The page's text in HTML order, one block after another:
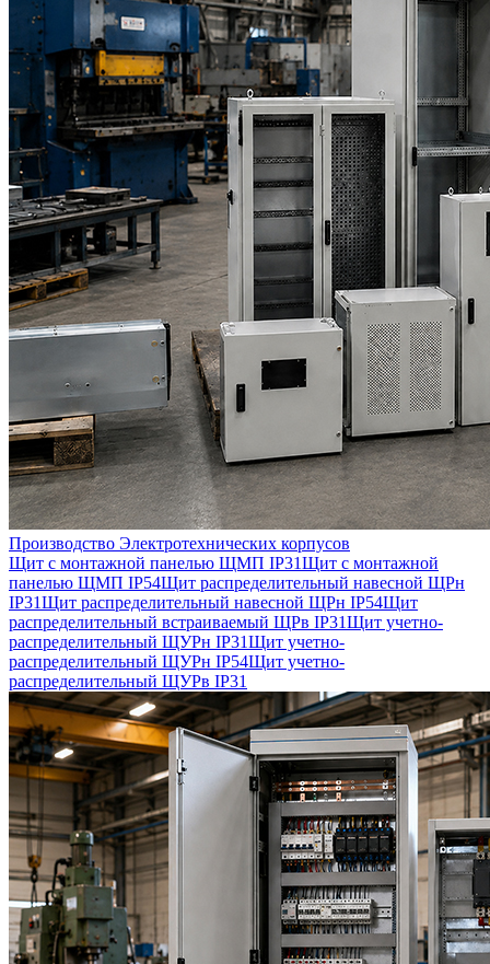
Производство Электротехнических корпусов
Щит с монтажной панелью ЩМП IP31Щит с монтажной
панелью ЩМП IP54Щит распределительный навесной ЩРн
IP31Щит распределительный навесной ЩРн IP54Щит
распределительный встраиваемый ЩРв IP31Щит учетно-
распределительный ЩУРн IP31Щит учетно-
распределительный ЩУРн IP54Щит учетно-
распределительный ЩУРв IP31